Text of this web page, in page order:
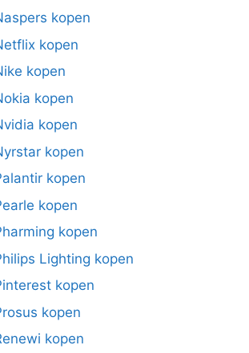
kopen
kopen
kopen
kopen
kopen
kopen
kopen
kopen
kopen
Lighting kopen
kopen
kopen
kopen